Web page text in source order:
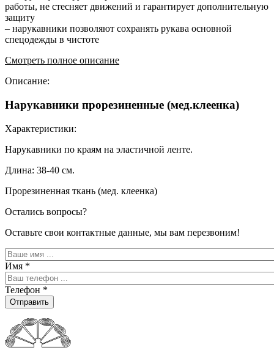
работы, не стесняет движений и гарантирует дополнительную
защиту
– нарукавники позволяют сохранять рукава основной
спецодежды в чистоте
Смотреть полное описание
Описание:
Нарукавники прорезиненные (мед.клеенка)
Характеристики:
Нарукавники по краям на эластичной ленте.
Длина: 38-40 см.
Прорезиненная ткань (мед. клеенка)
Остались вопросы?
Оставьте свои контактные данные, мы вам перезвоним!
Имя *
Телефон *
Отправить